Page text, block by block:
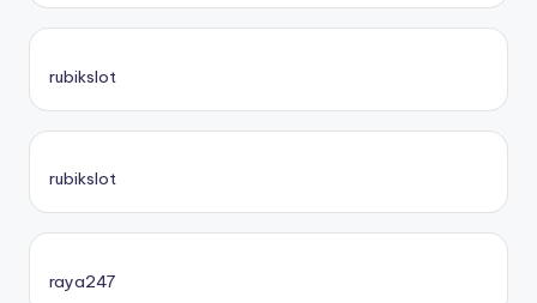
rubikslot
rubikslot
raya247